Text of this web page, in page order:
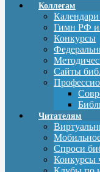
Коллегам
Гимн РФ
Конкурсы
Сайты
Читателям
Спроси
Конкурсы